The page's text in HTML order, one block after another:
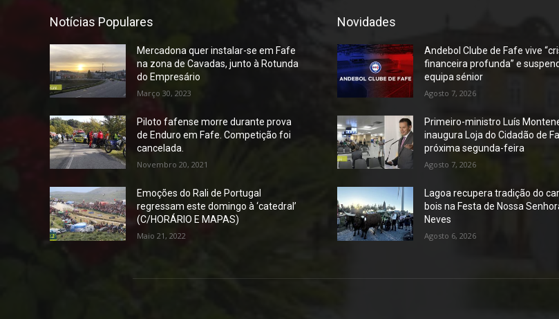
Notícias Populares
Mercadona quer instalar-se em Fafe
na zona de Cavadas, junto à Rotunda
do Empresário
Março 30, 2023
Piloto fafense morre durante prova
de Enduro em Fafe. Competição foi
cancelada.
Novembro 20, 2021
Emoções do Rali de Portugal
regressam este domingo à ‘catedral’
(C/HORÁRIO E MAPAS)
Maio 21, 2022
Novidades
Andebol Clube de Fafe vive
financeira profunda” e
equipa sénior
Agosto 7, 2026
Primeiro-ministro Luís
inaugura Loja do Cidadão de
próxima segunda-feira
Agosto 7, 2026
Lagoa recupera tradição do
bois na Festa de Nossa
Neves
Agosto 6, 2026